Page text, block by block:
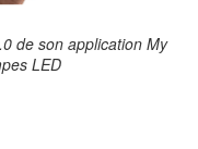
de son application My
LED